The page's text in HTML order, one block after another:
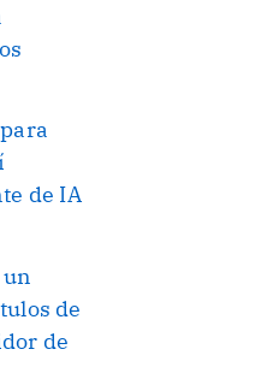
de IA
de
de